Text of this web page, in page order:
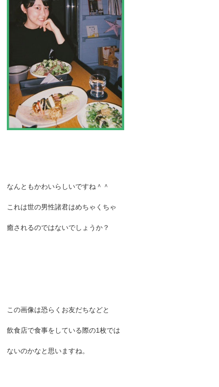
なんともかわいらしいですね＾＾
これは世の男性諸君はめちゃくちゃ
癒されるのではないでしょうか？
この画像は恐らくお友だちなどと
飲食店で食事をしている際の1枚では
ないのかなと思いますね。